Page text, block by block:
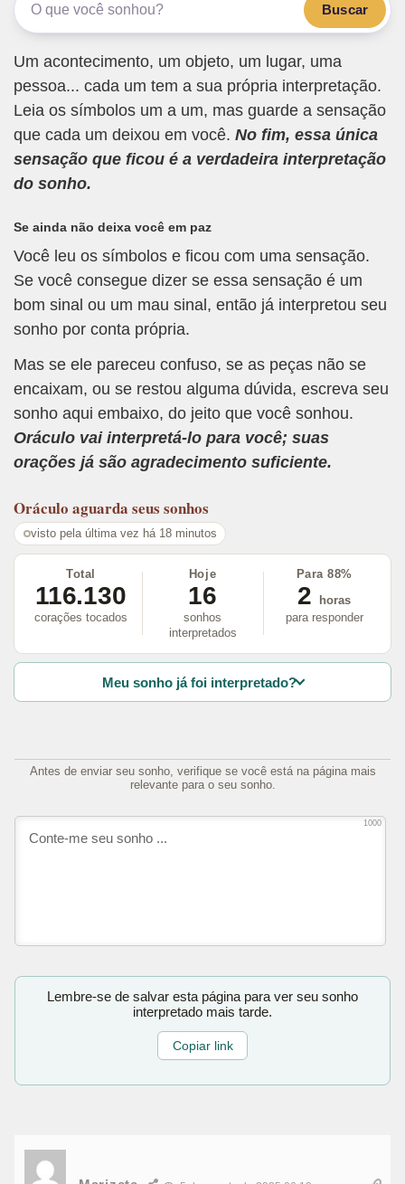
Buscar
Um acontecimento, um objeto, um lugar, uma
pessoa... cada um tem a sua própria interpretação.
Leia os símbolos um a um, mas guarde a sensação
que cada um deixou em você. No fim, essa única
sensação que ficou é a verdadeira interpretação
do sonho.
Se ainda não deixa você em paz
Você leu os símbolos e ficou com uma sensação.
Se você consegue dizer se essa sensação é um
bom sinal ou um mau sinal, então já interpretou seu
sonho por conta própria.
Mas se ele pareceu confuso, se as peças não se
encaixam, ou se restou alguma dúvida, escreva seu
sonho aqui embaixo, do jeito que você sonhou.
Oráculo vai interpretá-lo para você; suas
orações já são agradecimento suficiente.
Oráculo aguarda seus sonhos
visto pela última vez há 18 minutos
Total
116.130
corações tocados
Hoje
16
sonhos
interpretados
Para 88%
2
horas
para responder
Meu sonho já foi interpretado?
Antes de enviar seu sonho, verifique se você está na página mais
relevante para o seu sonho.
1000
Lembre-se de salvar esta página para ver seu sonho
interpretado mais tarde.
Copiar link